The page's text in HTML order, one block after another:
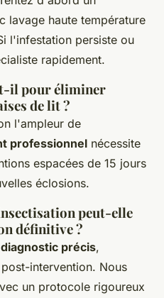
lavage haute température
l'infestation persiste ou
rapidement.
il pour éliminer
de lit ?
l'ampleur de
professionnel nécessite
espacées de 15 jours
éclosions.
peut-elle
définitive ?
diagnostic précis,
intervention. Nous
un protocole rigoureux